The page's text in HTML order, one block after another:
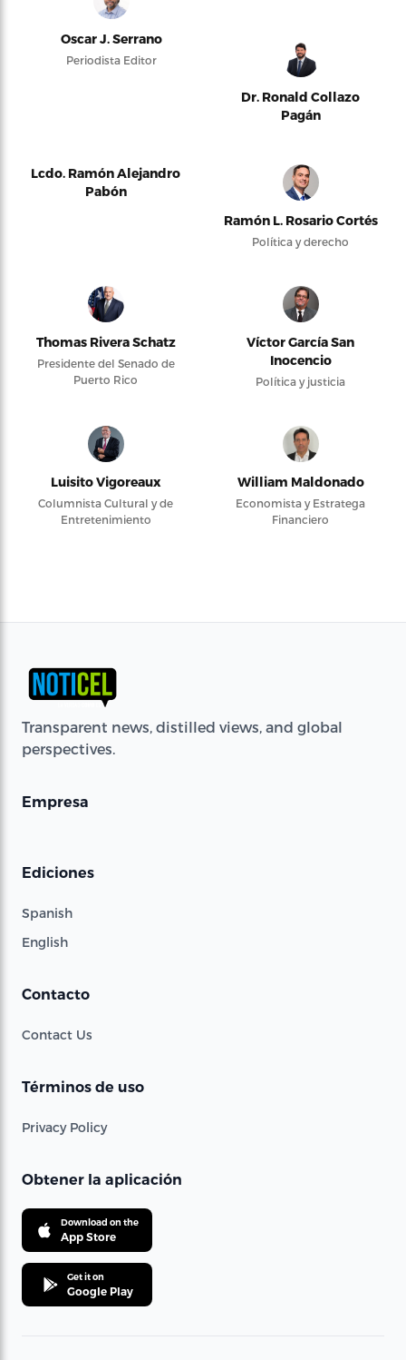
Oscar J. Serrano
Periodista Editor
Dr. Ronald Collazo
Pagán
Lcdo. Ramón Alejandro
Pabón
Ramón L. Rosario Cortés
Política y derecho
Thomas Rivera Schatz
Presidente del Senado de
Puerto Rico
Víctor García San
Inocencio
Política y justicia
Luisito Vigoreaux
Columnista Cultural y de
Entretenimiento
William Maldonado
Economista y Estratega
Financiero
Transparent news, distilled views, and global
perspectives.
Empresa
Ediciones
Spanish
English
Contacto
Contact Us
Términos de uso
Privacy Policy
Obtener la aplicación
Download on the
App Store
Get it on
Google Play